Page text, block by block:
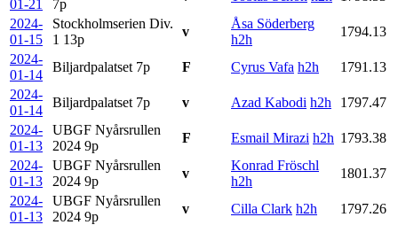
01-21
7p
2024-
01-15
Stockholmserien Div.
1 13p
v
Åsa Söderberg
h2h
1794.13
2024-
01-14
Biljardpalatset 7p F Cyrus Vafa h2h
1791.13
2024-
01-14
Biljardpalatset 7p v Azad Kabodi h2h
1797.47
2024-
01-13
UBGF Nyårsrullen
2024 9p
F Esmail Mirazi h2h 1793.38
2024-
01-13
UBGF Nyårsrullen
2024 9p
v
Konrad Fröschl
h2h
1801.37
2024-
01-13
UBGF Nyårsrullen
2024 9p
v Cilla Clark h2h
1797.26